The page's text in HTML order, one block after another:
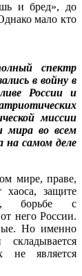
и бред», до
мало кто
спектр
в войну в
России и
миссии
мира во всем
на самом деле
мире, праве,
хаоса, защите
борьбе с
него России.
Но именно
не является